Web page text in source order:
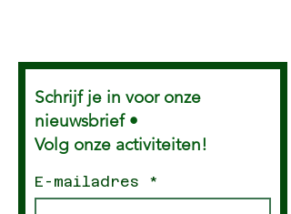
Schrijf je in voor onze
nieuwsbrief •
Volg onze activiteiten!
E-mailadres